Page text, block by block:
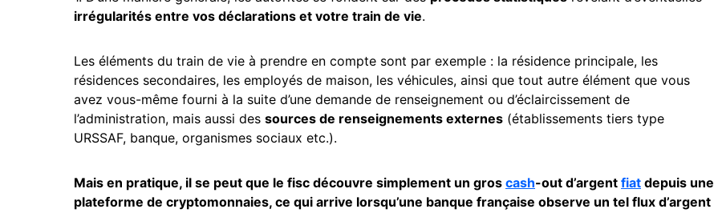
irrégularités entre vos déclarations et votre train de vie.
Les éléments du train de vie à prendre en compte sont par exemple : la résidence principale, les
résidences secondaires, les employés de maison, les véhicules, ainsi que tout autre élément que vous
avez vous-même fourni à la suite d’une demande de renseignement ou d’éclaircissement de
l’administration, mais aussi des sources de renseignements externes (établissements tiers type
URSSAF, banque, organismes sociaux etc.).
Mais en pratique, il se peut que le fisc découvre simplement un gros cash-out d’argent fiat depuis une
plateforme de cryptomonnaies, ce qui arrive lorsqu’une banque française observe un tel flux d’argent